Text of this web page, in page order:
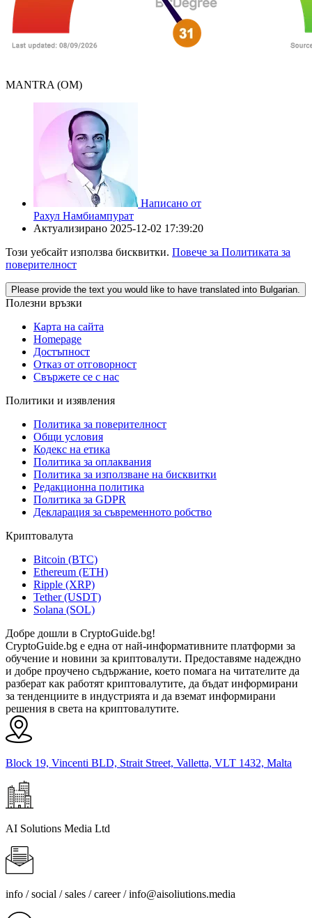
MANTRA (OM)
Написано от
Рахул Намбиампурат
Актуализирано 2025-12-02 17:39:20
Този уебсайт използва бисквитки. Повече за Политиката за
поверителност
Please provide the text you would like to have translated into Bulgarian.
Полезни връзки
Карта на сайта
Homepage
Достъпност
Отказ от отговорност
Свържете се с нас
Политики и изявления
Политика за поверителност
Общи условия
Кодекс на етика
Политика за оплаквания
Политика за използване на бисквитки
Редакционна политика
Политика за GDPR
Декларация за съвременното робство
Криптовалута
Bitcoin (BTC)
Ethereum (ETH)
Ripple (XRP)
Tether (USDT)
Solana (SOL)
Добре дошли в CryptoGuide.bg!
CryptoGuide.bg е една от най-информативните платформи за
обучение и новини за криптовалути. Предоставяме надеждно
и добре проучено съдържание, което помага на читателите да
разберат как работят криптовалутите, да бъдат информирани
за тенденциите в индустрията и да вземат информирани
решения в света на криптовалутите.
Block 19, Vincenti BLD, Strait Street, Valletta, VLT 1432, Malta
AI Solutions Media Ltd
info / social / sales / career /info@aisoliutions.media